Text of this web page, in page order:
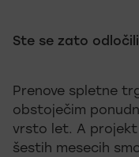
Ste se zato
Prenove spletne
obstoječim
vrsto let. A projekt
šestih mesecih